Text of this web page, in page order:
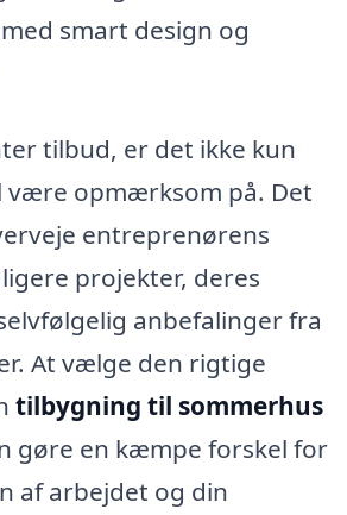
smart design og
tilbud, er det ikke kun
være opmærksom på. Det
entreprenørens
projekter, deres
anbefalinger fra
At vælge den rigtige
tilbygning til sommerhus
gøre en kæmpe forskel for
af arbejdet og din